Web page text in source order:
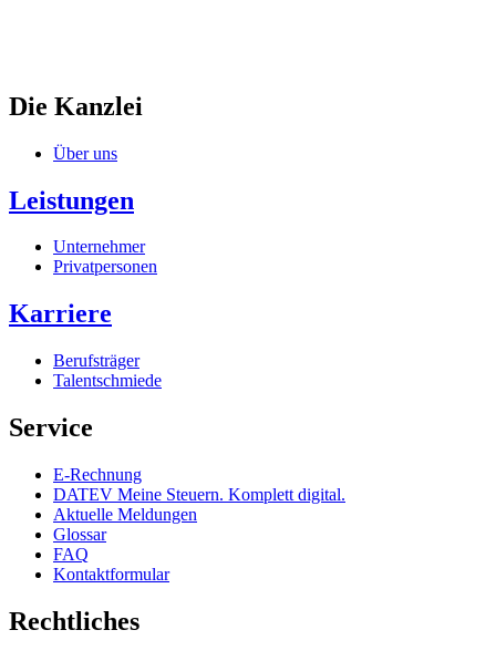
Die Kanzlei
Über uns
Leistungen
Unternehmer
Privatpersonen
Karriere
Berufsträger
Talentschmiede
Service
E-Rechnung
DATEV Meine Steuern. Komplett digital.
Aktuelle Meldungen
Glossar
FAQ
Kontaktformular
Rechtliches